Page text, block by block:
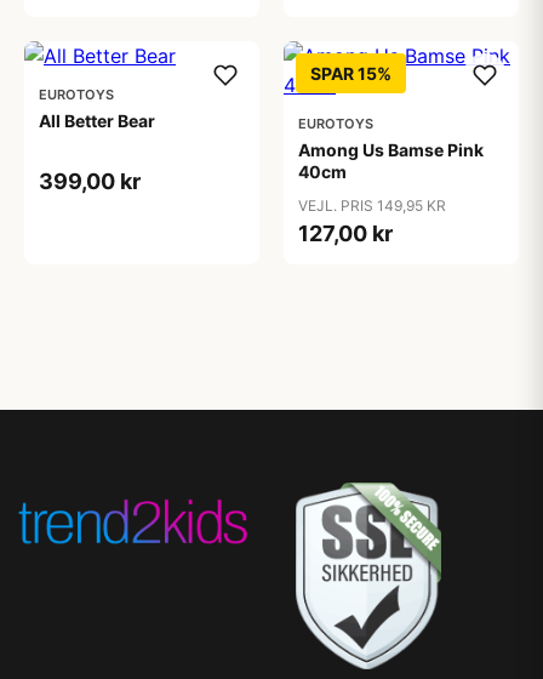
EUROTOYS
All Better Bear
399,00 kr
SPAR 15%
EUROTOYS
Among Us Bamse Pink
40cm
VEJL. PRIS 149,95 KR
127,00 kr